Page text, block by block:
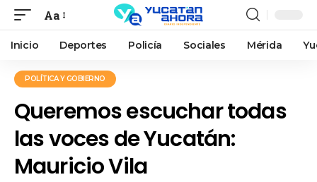
Aa
Inicio Deportes Policía Sociales Mérida
POLÍTICA Y GOBIERNO
Queremos escuchar todas
las voces de Yucatán:
Mauricio Vila